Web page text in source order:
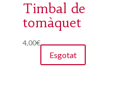
Timbal de
tomàquet
4,00€
Esgotat